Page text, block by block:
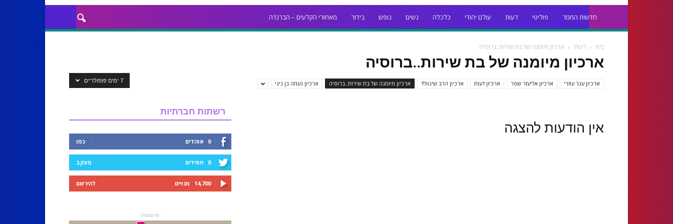
חדשות המגזר פוליטי דעות עולם יהודי כלכלה נשים נופש בידור מאחורי הקלעים – הברנז'ה
בית דעות ארכיון מיומנה של בת שירות..ברוסיה
ארכיון מיומנה של בת שירות..ברוסיה
ארכיון ענר עוזרי ארכיון אליעזר שפר ארכיון דעות ארכיון הרב שינוולד ארכיון מיומנה של בת שירות..ברוסיה ארכיון נעמה בן גיגי 7 ימים פופולריים
אין הודעות להצגה
רשתות חברתיות
0 אוהדים כמו
0 חסידים מעקב
14,700 מנויים להירשם
- פרסומת -